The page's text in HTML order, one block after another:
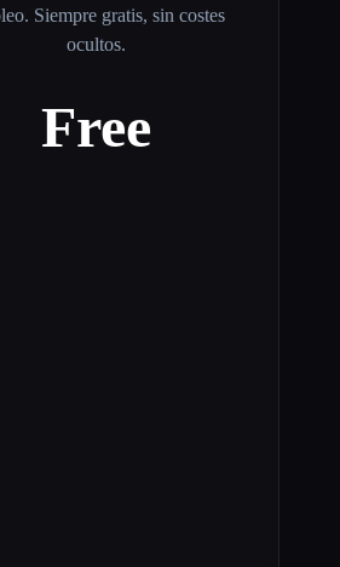
Siempre gratis, sin costes
ocultos.
Free